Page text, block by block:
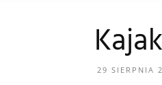
29 SIERPNIA